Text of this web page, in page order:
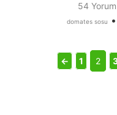
54 Yorum
domates sosu •
← 1 2